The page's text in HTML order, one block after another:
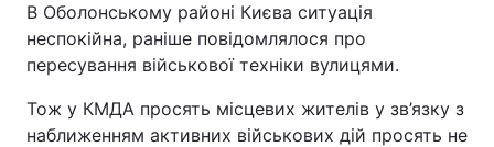
В Оболонському районі Києва ситуація
неспокійна, раніше повідомлялося про
пересування військової техніки вулицями.
Тож у КМДА просять місцевих жителів у зв’язку з
наближенням активних військових дій просять не